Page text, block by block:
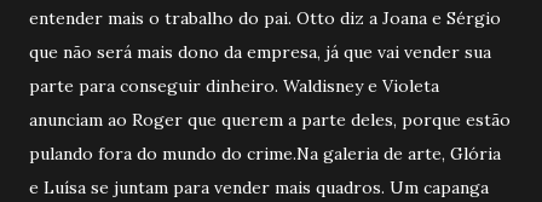
entender mais o trabalho do pai. Otto diz a Joana e Sérgio
que não será mais dono da empresa, já que vai vender sua
parte para conseguir dinheiro. Waldisney e Violeta
anunciam ao Roger que querem a parte deles, porque estão
pulando fora do mundo do crime.Na galeria de arte, Glória
e Luísa se juntam para vender mais quadros. Um capanga